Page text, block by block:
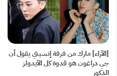
[الآراء] مارك من فرقة إنسيتي يقول أن
جي دراغون هو قدوة كل الآيدولز
الذكور